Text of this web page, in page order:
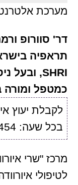
מערכת
דר' סוורופ
כמטפל ומורה
לקבלת יעוץ
בכל שעה: 072-2285454
מרכז "שרי
לטיפולי